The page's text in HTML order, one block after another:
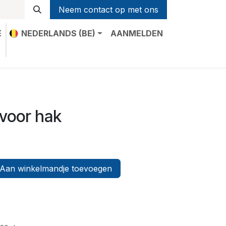
Neem contact op met ons
NEDERLANDS (BE)
AANMELDEN
hak
Aan winkelmandje toevoegen